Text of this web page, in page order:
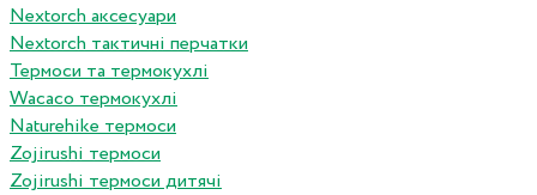
Nextorch аксесуари
Nextorch тактичні перчатки
Термоси та термокухлі
Wacaco термокухлі
Naturehike термоси
Zojirushi термоси
Zojirushi термоси дитячі